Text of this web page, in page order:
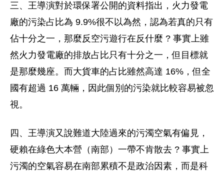
三、王導演對於環保署公開的資料指出，火力發電
廠的污染占比為 9.9%很不以為然，認為若真的只有
佔十分之一，那麼反空污遊行在反什麼 ? 事實上雖
然火力發電廠的排放占比只有十分之一，但目標就
是那麼幾座。而大貨車的占比雖然高達 16%，但全
國有超過 16 萬輛，因此個別的污染就比較容易被忽
視。
四、王導演又說難道大陸過來的污濁空氣有偏見，
硬賴在綠色大本營（南部）一帶不肯散去 ? 事實上
污濁的空氣容易在南部累積不是政治因素，而是科